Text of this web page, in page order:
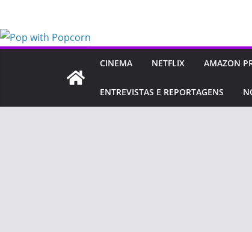
o
CINEMA NETFLIX AMAZON
ENTREVISTAS E REPORTAGENS